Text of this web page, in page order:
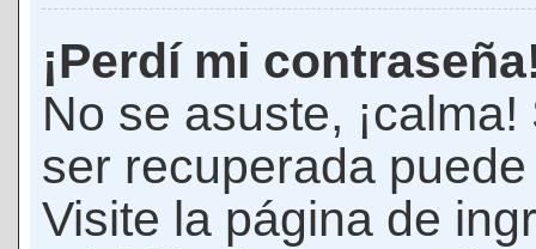
¡Perdí mi
No se asuste,
ser recuperada
Visite la página de